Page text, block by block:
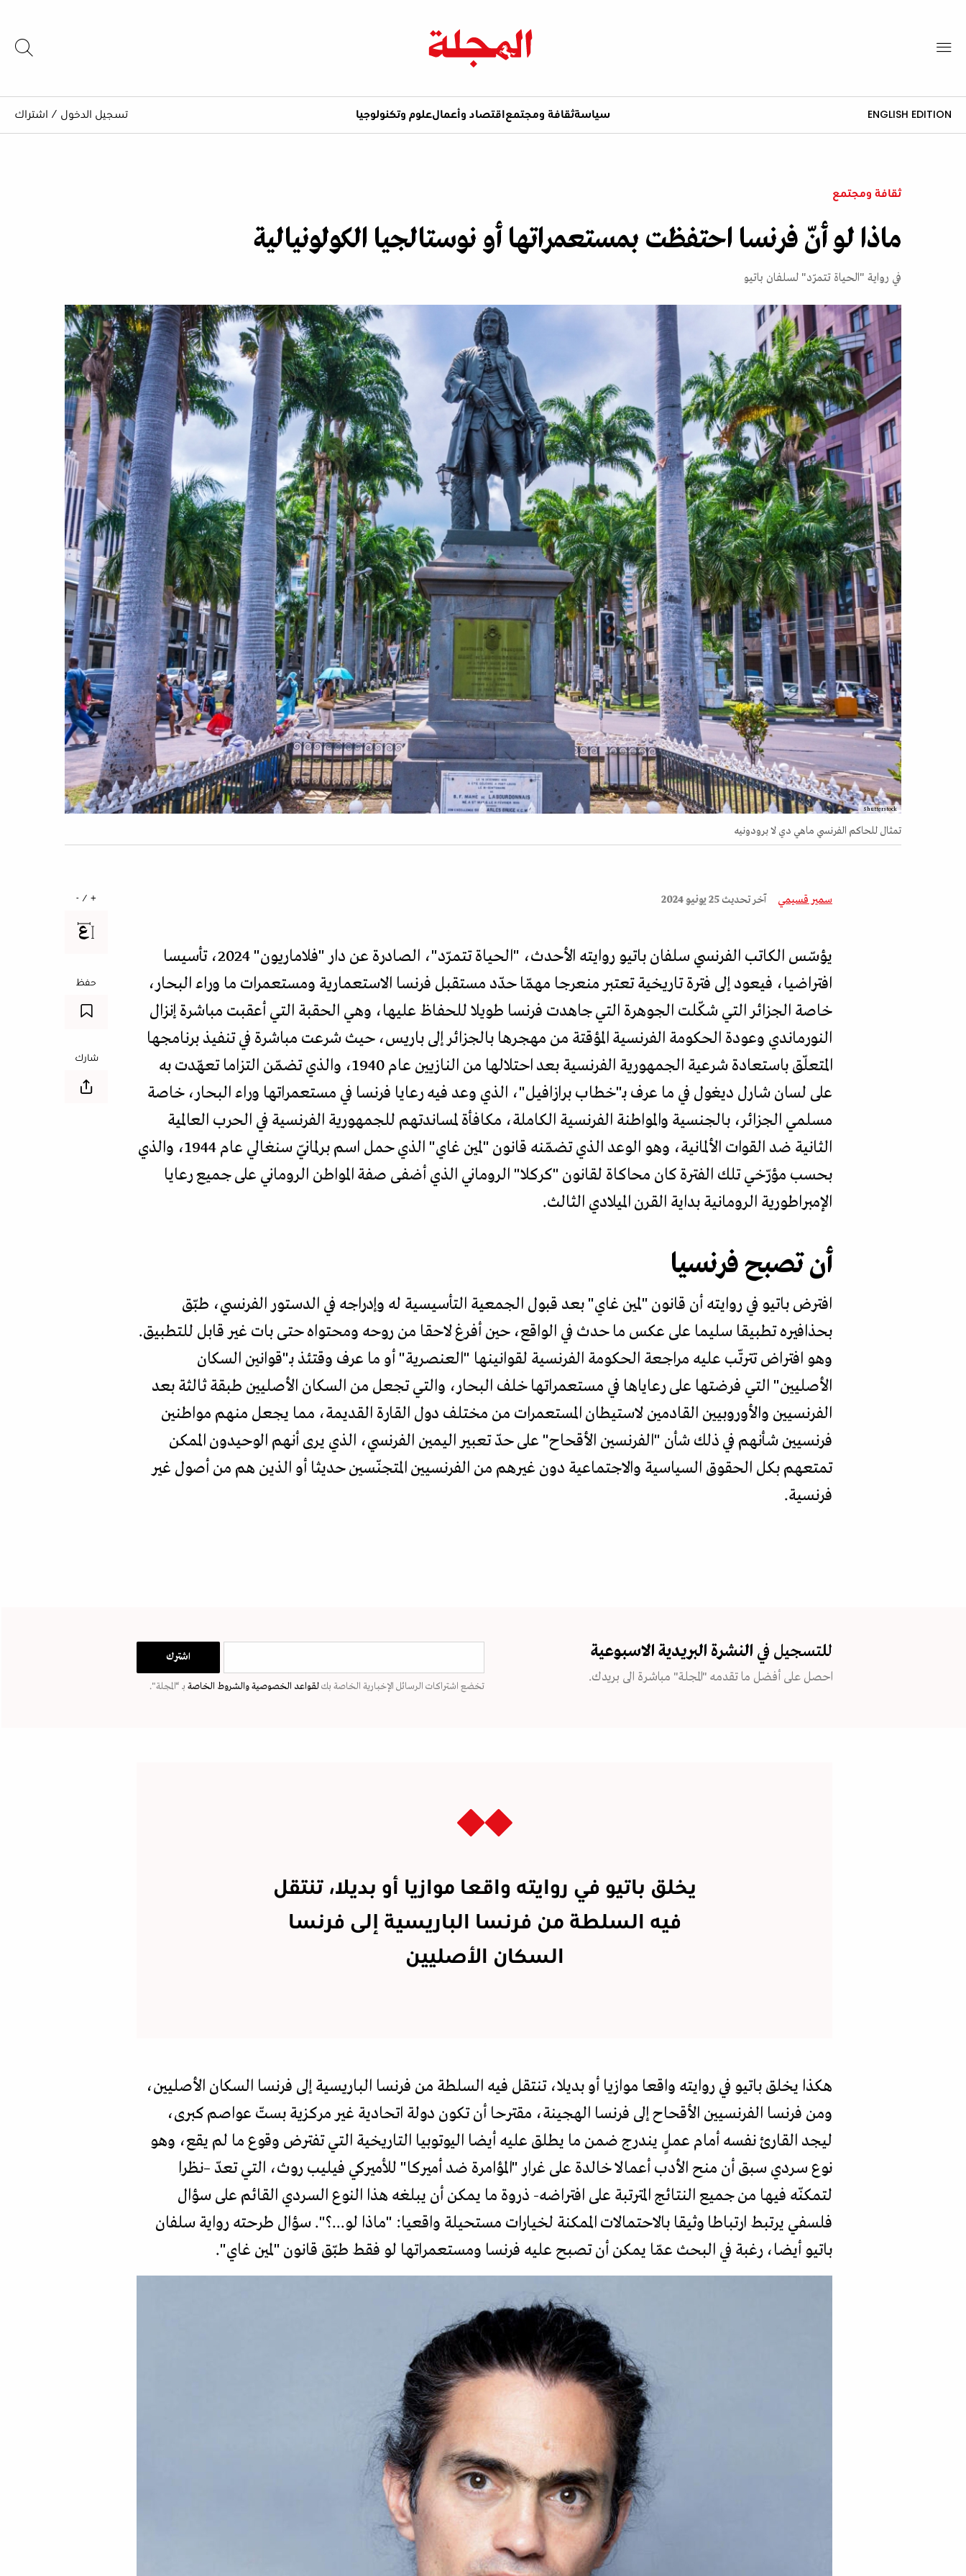
ENGLISH EDITION سياسةثقافة ومجتمع اقتصاد وأعمالعلوم وتكنولوجيا تسجيل الدخول / اشتراك
ثقافة ومجتمع
ماذا لو أنّ فرنسا احتفظت بمستعمراتها أو نوستالجيا الكولونيالية
في رواية "الحياة تتمرّد" لسلفان باتيو
Shutterstock
تمثال للحاكم الفرنسي ماهي دي لا برودونيه
سمير قسيمي آخر تحديث 25 يونيو 2024
يؤسّس الكاتب الفرنسي سلفان باتيو روايته الأحدث، "الحياة تتمرّد"، الصادرة عن دار "فلاماريون" 2024، تأسيسا
افتراضيا، فيعود إلى فترة تاريخية تعتبر منعرجا مهمّا حدّد مستقبل فرنسا الاستعمارية ومستعمرات ما وراء البحار،
خاصة الجزائر التي شكّلت الجوهرة التي جاهدت فرنسا طويلا للحفاظ عليها، وهي الحقبة التي أعقبت مباشرة إنزال
النورماندي وعودة الحكومة الفرنسية المؤقتة من مهجرها بالجزائر إلى باريس، حيث شرعت مباشرة في تنفيذ برنامجها
المتعلّق باستعادة شرعية الجمهورية الفرنسية بعد احتلالها من النازيين عام 1940، والذي تضمّن التزاما تعهّدت به
على لسان شارل ديغول في ما عرف بـ"خطاب برازافيل"، الذي وعد فيه رعايا فرنسا في مستعمراتها وراء البحار، خاصة
مسلمي الجزائر، بالجنسية والمواطنة الفرنسية الكاملة، مكافأة لمساندتهم للجمهورية الفرنسية في الحرب العالمية
الثانية ضد القوات الألمانية، وهو الوعد الذي تضمّنه قانون "لمين غاي" الذي حمل اسم برلمانيّ سنغالي عام 1944، والذي
بحسب مؤرّخي تلك الفترة كان محاكاة لقانون "كركلا" الروماني الذي أضفى صفة المواطن الروماني على جميع رعايا
الإمبراطورية الرومانية بداية القرن الميلادي الثالث.
أن تصبح فرنسيا
افترض باتيو في روايته أن قانون "لمين غاي" بعد قبول الجمعية التأسيسية له وإدراجه في الدستور الفرنسي، طبّق
بحذافيره تطبيقا سليما على عكس ما حدث في الواقع، حين أفرغ لاحقا من روحه ومحتواه حتى بات غير قابل للتطبيق.
وهو افتراض تترتّب عليه مراجعة الحكومة الفرنسية لقوانينها "العنصرية" أو ما عرف وقتئذ بـ"قوانين السكان
الأصليين" التي فرضتها على رعاياها في مستعمراتها خلف البحار، والتي تجعل من السكان الأصليين طبقة ثالثة بعد
الفرنسيين والأوروبيين القادمين لاستيطان المستعمرات من مختلف دول القارة القديمة، مما يجعل منهم مواطنين
فرنسيين شأنهم في ذلك شأن "الفرنسين الأقحاح" على حدّ تعبير اليمين الفرنسي، الذي يرى أنهم الوحيدون الممكن
تمتعهم بكل الحقوق السياسية والاجتماعية دون غيرهم من الفرنسيين المتجنّسين حديثا أو الذين هم من أصول غير
فرنسية.
للتسجيل في النشرة البريدية الاسبوعية
احصل على أفضل ما تقدمه "المجلة" مباشرة الى بريدك.
تخضع اشتراكات الرسائل الإخبارية الخاصة بكلقواعد الخصوصيةوالشروط الخاصة بـ “المجلة".
يخلق باتيو في روايته واقعا موازيا أو بديلا، تنتقل
فيه السلطة من فرنسا الباريسية إلى فرنسا
السكان الأصليين
هكذا يخلق باتيو في روايته واقعا موازيا أو بديلا، تنتقل فيه السلطة من فرنسا الباريسية إلى فرنسا السكان الأصليين،
ومن فرنسا الفرنسيين الأقحاح إلى فرنسا الهجينة، مقترحا أن تكون دولة اتحادية غير مركزية بستّ عواصم كبرى،
ليجد القارئ نفسه أمام عملٍ يندرج ضمن ما يطلق عليه أيضا اليوتوبيا التاريخية التي تفترض وقوع ما لم يقع، وهو
نوع سردي سبق أن منح الأدب أعمالا خالدة على غرار "المؤامرة ضد أميركا" للأميركي فيليب روث، التي تعدّ –نظرا
لتمكنّه فيها من جميع النتائج المترتبة على افتراضه- ذروة ما يمكن أن يبلغه هذا النوع السردي القائم على سؤال
فلسفي يرتبط ارتباطا وثيقا بالاحتمالات الممكنة لخيارات مستحيلة واقعيا: "ماذا لو...؟". سؤال طرحته رواية سلفان
باتيو أيضا، رغبة في البحث عمّا يمكن أن تصبح عليه فرنسا ومستعمراتها لو فقط طبّق قانون "لمين غاي".
+ / -
حفظ
شارك